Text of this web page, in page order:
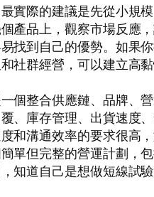
實際的建議是先從小規
產品上，觀察市場反應
找到自己的優勢。如果
社群經營，可以建立高
個整合供應鏈、品牌、
、庫存管理、出貨速度
和溝通效率的要求很高
單但完整的營運計劃，
知道自己是想做短線試驗